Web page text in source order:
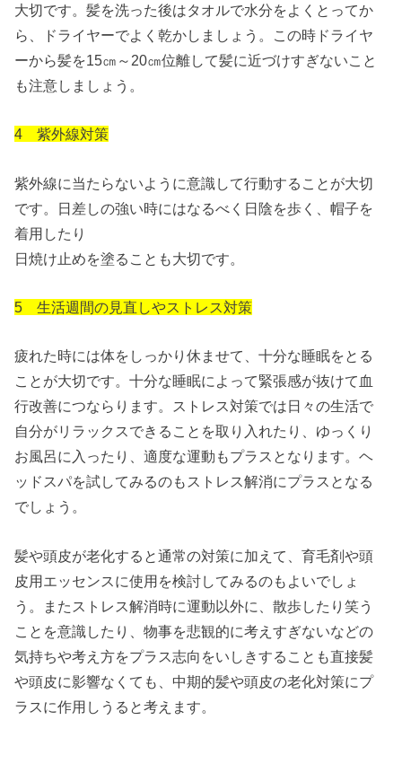
大切です。髪を洗った後はタオルで水分をよくとってか
ら、ドライヤーでよく乾かしましょう。この時ドライヤ
ーから髪を15㎝～20㎝位離して髪に近づけすぎないこと
も注意しましょう。
4 紫外線対策
紫外線に当たらないように意識して行動することが大切
です。日差しの強い時にはなるべく日陰を歩く、帽子を
着用したり
日焼け止めを塗ることも大切です。
5 生活週間の見直しやストレス対策
疲れた時には体をしっかり休ませて、十分な睡眠をとる
ことが大切です。十分な睡眠によって緊張感が抜けて血
行改善につならります。ストレス対策では日々の生活で
自分がリラックスできることを取り入れたり、ゆっくり
お風呂に入ったり、適度な運動もプラスとなります。ヘ
ッドスパを試してみるのもストレス解消にプラスとなる
でしょう。
髪や頭皮が老化すると通常の対策に加えて、育毛剤や頭
皮用エッセンスに使用を検討してみるのもよいでしょ
う。またストレス解消時に運動以外に、散歩したり笑う
ことを意識したり、物事を悲観的に考えすぎないなどの
気持ちや考え方をプラス志向をいしきすることも直接髪
や頭皮に影響なくても、中期的髪や頭皮の老化対策にプ
ラスに作用しうると考えます。